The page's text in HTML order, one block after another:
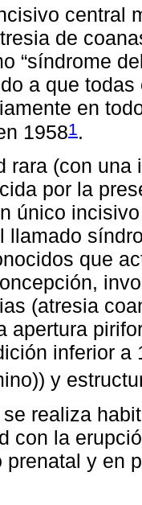
central
de
“síndrome
a que
en
19581.
rara (con
por la
único
llamado
que
(atresia
apertura
inferior a
y
realiza
con la
prenatal y en